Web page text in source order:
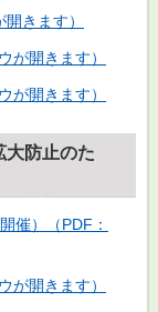
きます）
が開きます）
が開きます）
大防止のた
催）（PDF：
が開きます）